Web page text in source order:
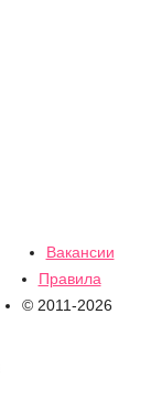
Вакансии
Правила
© 2011-2026